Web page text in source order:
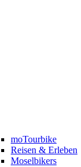
moTourbike
Reisen & Erleben
Moselbikers